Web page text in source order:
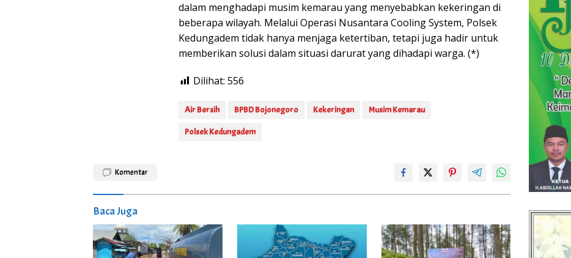
dalam menghadapi musim kemarau yang menyebabkan kekeringan di
beberapa wilayah. Melalui Operasi Nusantara Cooling System, Polsek
Kedungadem tidak hanya menjaga ketertiban, tetapi juga hadir untuk
memberikan solusi dalam situasi darurat yang dihadapi warga. (*)
Dilihat: 556
Air Bersih BPBD Bojonegoro Kekeringan Musim Kemarau
Polsek Kedungadem
Komentar
Baca Juga